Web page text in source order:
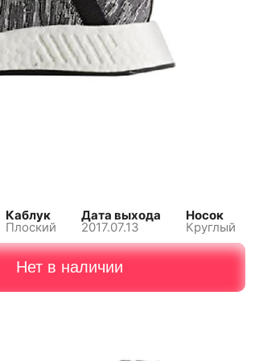
Каблук
Плоский
Дата выхода
2017.07.13
Носок
Круглый
Нет в наличии